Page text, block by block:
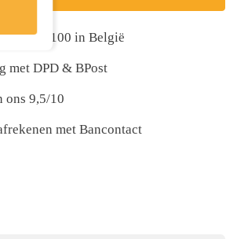
vanaf €100 in België
met DPD & BPost
ons 9,5/10
met Bancontact